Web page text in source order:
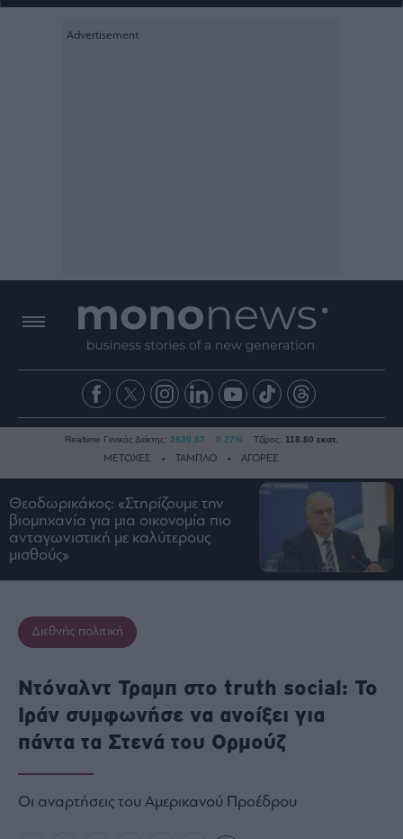
Ειδήσεις
Οικονομία
Business
Ναυτιλία
Πολιτική
Πολιτισμός
Κοινωνία
Law
Realtime Γενικός Δείκτης: 2630.87 0.27% Τζίρος: 118.80 εκατ.
ΜΕΤΟΧΕΣ ΤΑΜΠΛΟ ΑΓΟΡΕΣ
Θεοδωρικάκος: «Στηρίζουμε την
βιομηχανία για μια οικονομία πιο
ανταγωνιστική με καλύτερους
μισθούς»
Διεθνής πολιτική
Ντόναλντ Τραμπ στο truth social: Το
Ιράν συμφωνήσε να ανοίξει για
πάντα τα Στενά του Ορμούζ
Οι αναρτήσεις του Αμερικανού Προέδρου